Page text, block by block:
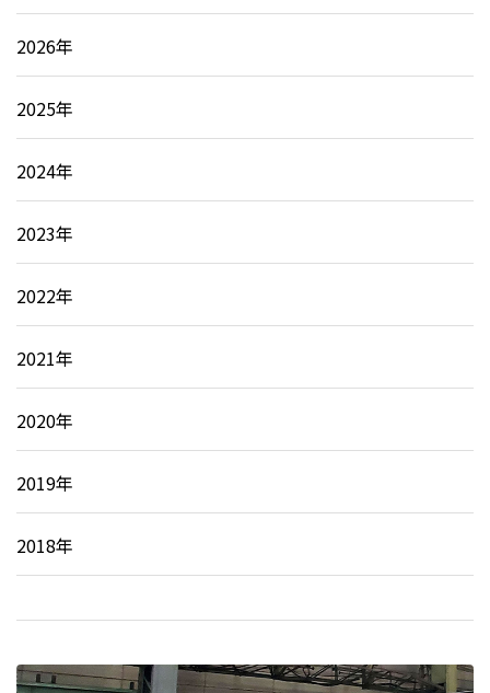
2026年
2025年
2024年
2023年
2022年
2021年
2020年
2019年
2018年